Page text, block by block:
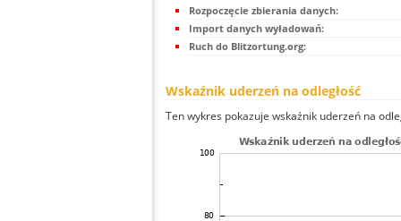
Rozpoczęcie zbierania danych:
Import danych wyładowań:
Ruch do Blitzortung.org:
Wskaźnik uderzeń na odległość
Ten wykres pokazuje wskaźnik uderzeń na